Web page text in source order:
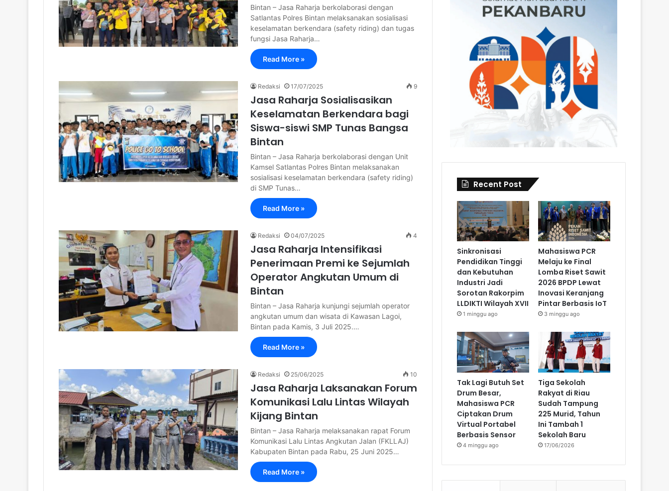
Bintan – Jasa Raharja berkolaborasi dengan
Satlantas Polres Bintan melaksanakan sosialisasi
keselamatan berkendara (safety riding) dan tugas
fungsi Jasa Raharja…
Read More »
Redaksi 17/07/2025 9
Jasa Raharja Sosialisasikan
Keselamatan Berkendara bagi
Siswa-siswi SMP Tunas Bangsa
Bintan
Bintan – Jasa Raharja berkolaborasi dengan Unit
Kamsel Satlantas Polres Bintan melaksanakan
sosialisasi keselamatan berkendara (safety riding)
di SMP Tunas…
Read More »
Redaksi 04/07/2025 4
Jasa Raharja Intensifikasi
Penerimaan Premi ke Sejumlah
Operator Angkutan Umum di
Bintan
Bintan – Jasa Raharja kunjungi sejumlah operator
angkutan umum dan wisata di Kawasan Lagoi,
Bintan pada Kamis, 3 Juli 2025.…
Read More »
Redaksi 25/06/2025 10
Jasa Raharja Laksanakan Forum
Komunikasi Lalu Lintas Wilayah
Kijang Bintan
Bintan – Jasa Raharja melaksanakan rapat Forum
Komunikasi Lalu Lintas Angkutan Jalan (FKLLAJ)
Kabupaten Bintan pada Rabu, 25 Juni 2025…
Read More »
Recent Post
Sinkronisasi
Pendidikan Tinggi
dan Kebutuhan
Industri Jadi
Sorotan Rakorpim
LLDIKTI Wilayah XVII
1 minggu ago
Mahasiswa PCR
Melaju ke Final
Lomba Riset Sawit
2026 BPDP Lewat
Inovasi Keranjang
Pintar Berbasis IoT
3 minggu ago
Tak Lagi Butuh Set
Drum Besar,
Mahasiswa PCR
Ciptakan Drum
Virtual Portabel
Berbasis Sensor
4 minggu ago
Tiga Sekolah
Rakyat di Riau
Sudah Tampung
225 Murid, Tahun
Ini Tambah 1
Sekolah Baru
17/06/2026